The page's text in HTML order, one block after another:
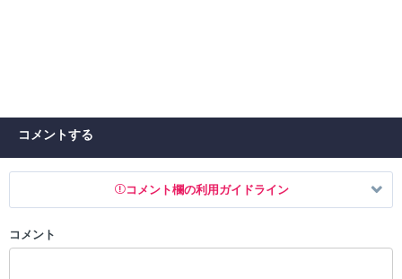
コメントする
コメント欄の利用ガイドライン
以下の書き込みを禁止とし、場合によってはコメント削除や書き込み制
コメント